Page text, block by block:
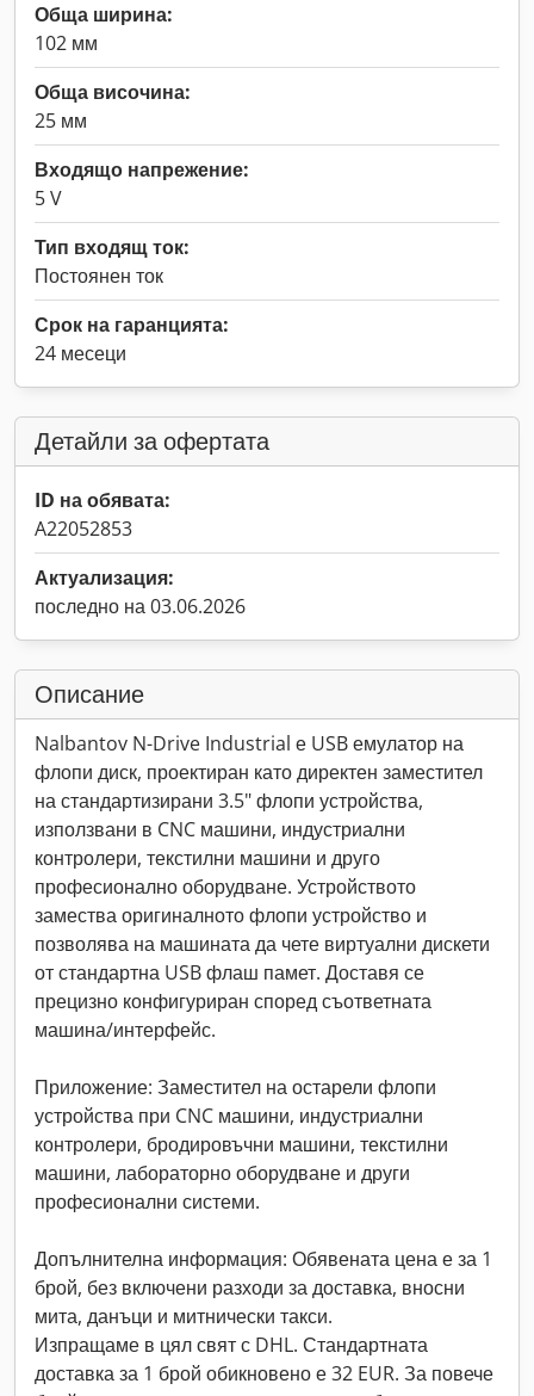
Обща ширина:
102 мм
Обща височина:
25 мм
Входящо напрежение:
5 V
Тип входящ ток:
Постоянен ток
Срок на гаранцията:
24 месеци
Детайли за офертата
ID на обявата:
A22052853
Актуализация:
последно на 03.06.2026
Описание
Nalbantov N-Drive Industrial е USB емулатор на
флопи диск, проектиран като директен заместител
на стандартизирани 3.5" флопи устройства,
използвани в CNC машини, индустриални
контролери, текстилни машини и друго
професионално оборудване. Устройството
замества оригиналното флопи устройство и
позволява на машината да чете виртуални дискети
от стандартна USB флаш памет. Доставя се
прецизно конфигуриран според съответната
машина/интерфейс.
Приложение: Заместител на остарели флопи
устройства при CNC машини, индустриални
контролери, бродировъчни машини, текстилни
машини, лабораторно оборудване и други
професионални системи.
Допълнителна информация: Обявената цена е за 1
брой, без включени разходи за доставка, вносни
мита, данъци и митнически такси.
Изпращаме в цял свят с DHL. Стандартната
доставка за 1 брой обикновено е 32 EUR. За повече